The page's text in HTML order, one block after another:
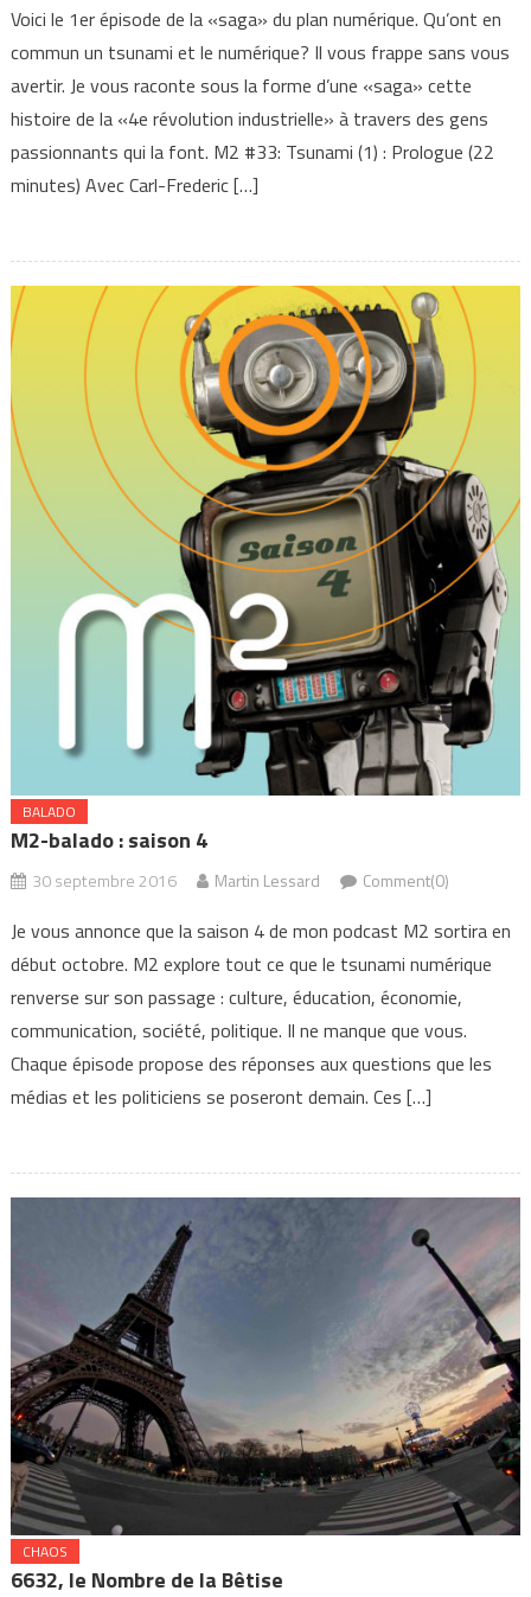
Voici le 1er épisode de la «saga» du plan numérique. Qu’ont en
commun un tsunami et le numérique? Il vous frappe sans vous
avertir. Je vous raconte sous la forme d’une «saga» cette
histoire de la «4e révolution industrielle» à travers des gens
passionnants qui la font. M2 #33: Tsunami (1) : Prologue (22
minutes) Avec Carl-Frederic […]
BALADO
M2-balado : saison 4
30 septembre 2016 Martin Lessard Comment(0)
Je vous annonce que la saison 4 de mon podcast M2 sortira en
début octobre. M2 explore tout ce que le tsunami numérique
renverse sur son passage : culture, éducation, économie,
communication, société, politique. Il ne manque que vous.
Chaque épisode propose des réponses aux questions que les
médias et les politiciens se poseront demain. Ces […]
CHAOS
6632, le Nombre de la Bêtise